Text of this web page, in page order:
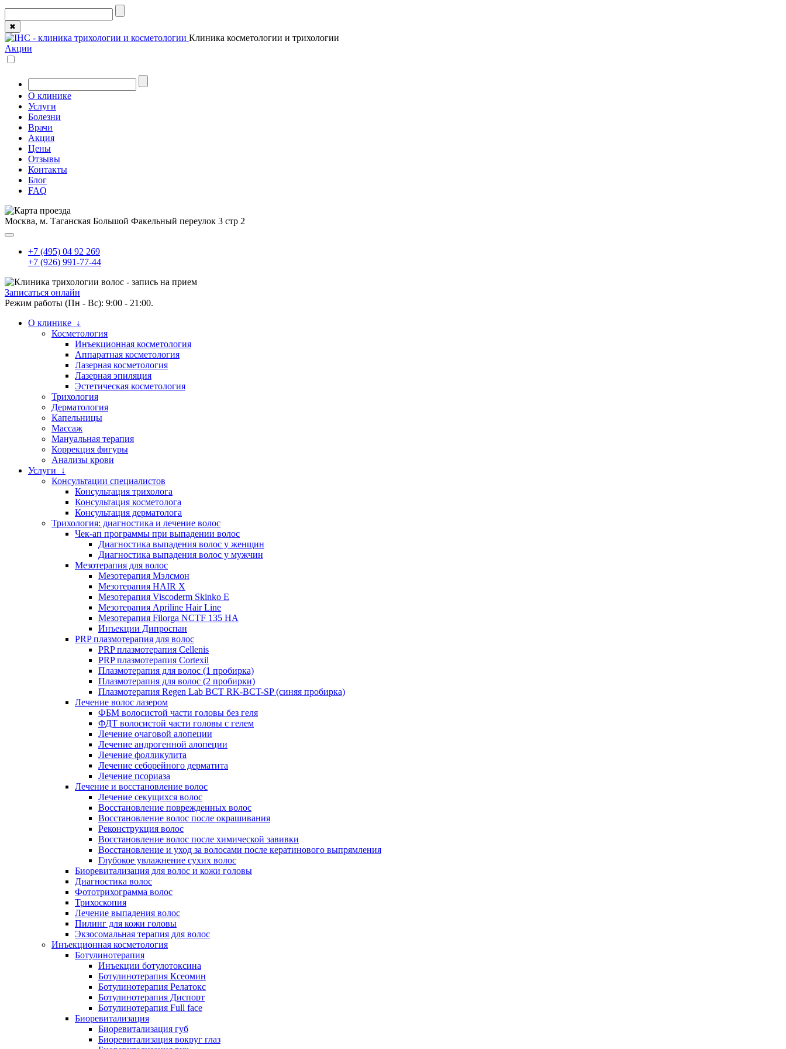
✖
Клиника косметологии и трихологии
Акции
О клинике
Услуги
Болезни
Врачи
Акция
Цены
Отзывы
Контакты
Блог
FAQ
Москва, м. Таганская Большой Факельный переулок 3 стр 2
+7 (495) 04 92 269
+7 (926) 991-77-44
Записаться онлайн
Режим работы (Пн - Вс): 9:00 - 21:00.
О клинике ↓
Косметология
Инъекционная косметология
Аппаратная косметология
Лазерная косметология
Лазерная эпиляция
Эстетическая косметология
Трихология
Дерматология
Капельницы
Массаж
Мануальная терапия
Коррекция фигуры
Анализы крови
Услуги ↓
Консультации специалистов
Консультация трихолога
Консультация косметолога
Консультация дерматолога
Трихология: диагностика и лечение волос
Чек-ап программы при выпадении волос
Диагностика выпадения волос у женщин
Диагностика выпадения волос у мужчин
Мезотерапия для волос
Мезотерапия Мэлсмон
Мезотерапия HAIR X
Мезотерапия Viscoderm Skinko E
Мезотерапия Apriline Hair Line
Мезотерапия Filorga NCTF 135 HA
Инъекции Дипроспан
PRP плазмотерапия для волос
PRP плазмотерапия Cellenis
PRP плазмотерапия Cortexil
Плазмотерапия для волос (1 пробирка)
Плазмотерапия для волос (2 пробирки)
Плазмотерапия Regen Lab BCT RK-BCT-SP (синяя пробирка)
Лечение волос лазером
ФБМ волосистой части головы без геля
ФДТ волосистой части головы с гелем
Лечение очаговой алопеции
Лечение андрогенной алопеции
Лечение фолликулита
Лечение себорейного дерматита
Лечение псориаза
Лечение и восстановление волос
Лечение секущихся волос
Восстановление поврежденных волос
Восстановление волос после окрашивания
Реконструкция волос
Восстановление волос после химической завивки
Восстановление и уход за волосами после кератинового выпрямления
Глубокое увлажнение сухих волос
Биоревитализация для волос и кожи головы
Диагностика волос
Фототрихограмма волос
Трихоскопия
Лечение выпадения волос
Пилинг для кожи головы
Экзосомальная терапия для волос
Инъекционная косметология
Ботулинотерапия
Инъекции ботулотоксина
Ботулинотерапия Ксеомин
Ботулинотерапия Релатокс
Ботулинотерапия Диспорт
Ботулинотерапия Full face
Биоревитализация
Биоревитализация губ
Биоревитализация вокруг глаз